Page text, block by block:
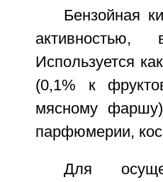
Бензойная
Используется
(0,1% к
мясному
парфюмерии,
Для